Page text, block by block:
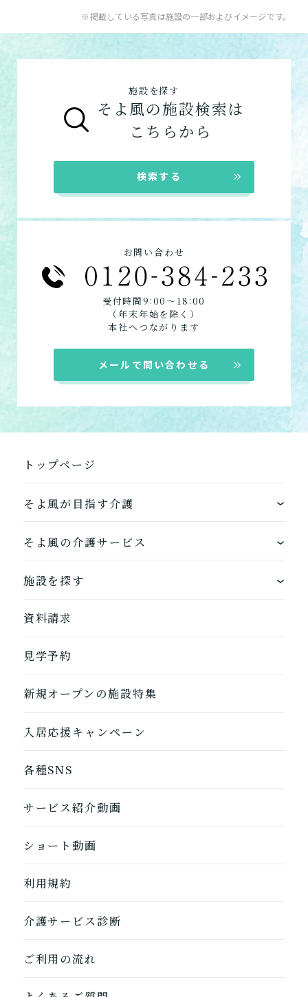
診断スタート
と判定された
施設へ移り住みたい
来てもらいたい
一時的に宿泊したい
※掲載している写真は施設の一部およびイメージです。
施設を探す
そよ風の施設検索は
こちらから
検索する
お問い合わせ
受付時間9 :00〜18 :00
（年末年始を除く）
本社へつながります
メールで問い合わせる
トップページ
そよ風が目指す介護
ワンストップサービス
お客様に選ばれるできたてのお食事
そよ風の介護サービス
ホームに入居する
自宅から通う
自宅に来てもらう
施設を探す
地図から探す
自宅から通う/来てもらう
資料請求
見学予約
新規オープンの施設特集
入居応援キャンペーン
各種SNS
サービス紹介動画
ショート動画
利用規約
介護サービス診断
ご利用の流れ